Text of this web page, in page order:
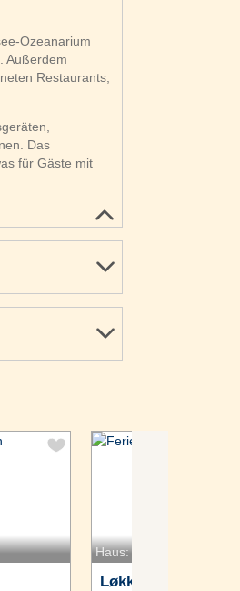
Ozeanarium
Außerdem
Restaurants,
Das
für Gäste mit
Haus: 59914
Løkken